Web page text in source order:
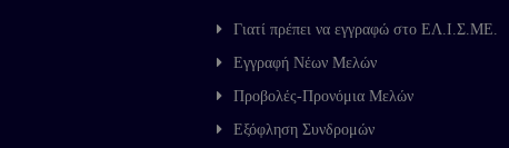
Γιατί πρέπει να εγγραφώ στο ΕΛ.Ι.Σ.ΜΕ.
Εγγραφή Νέων Μελών
Προβολές-Προνόμια Μελών
Εξόφληση Συνδρομών